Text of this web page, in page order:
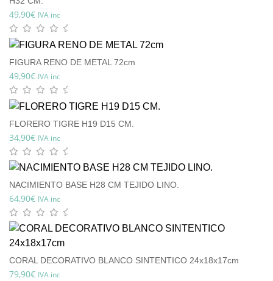
49,90€ IVA inc
FIGURA RENO DE METAL 72cm
49,90€ IVA inc
FLORERO TIGRE H19 D15 CM.
34,90€ IVA inc
NACIMIENTO BASE H28 CM TEJIDO LINO.
64,90€ IVA inc
CORAL DECORATIVO BLANCO SINTENTICO 24x18x17cm
79,90€ IVA inc